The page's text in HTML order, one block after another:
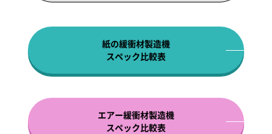
紙の緩衝材製造機
スペック比較表
エアー緩衝材製造機
スペック比較表